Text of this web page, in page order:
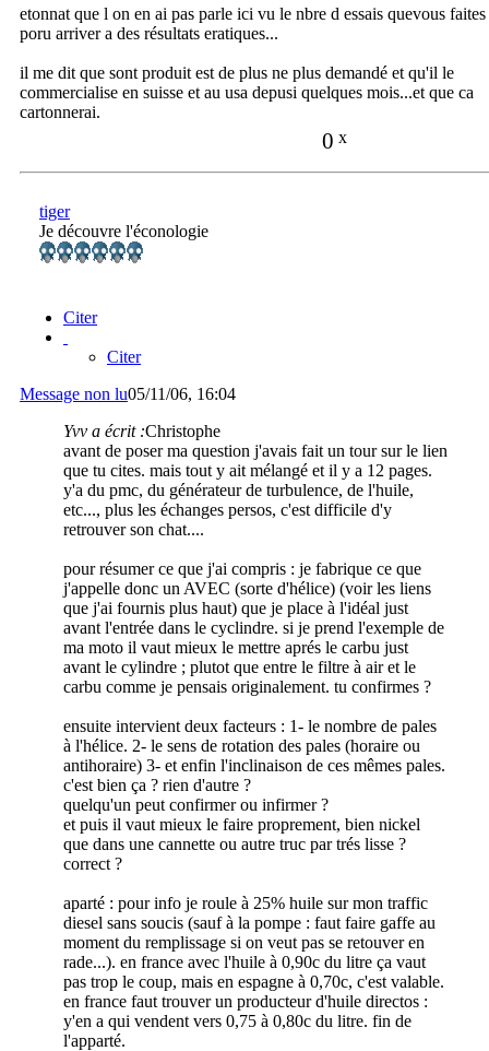
etonnat que l on en ai pas parle ici vu le nbre d essais quevous faites
poru arriver a des résultats eratiques...
il me dit que sont produit est de plus ne plus demandé et qu'il le
commercialise en suisse et au usa depusi quelques mois...et que ca
cartonnerai.
0 x
tiger
Je découvre l'éconologie
Citer
Citer
Message non lu05/11/06, 16:04
Yvv a écrit :Christophe
avant de poser ma question j'avais fait un tour sur le lien
que tu cites. mais tout y ait mélangé et il y a 12 pages.
y'a du pmc, du générateur de turbulence, de l'huile,
etc..., plus les échanges persos, c'est difficile d'y
retrouver son chat....
pour résumer ce que j'ai compris : je fabrique ce que
j'appelle donc un AVEC (sorte d'hélice) (voir les liens
que j'ai fournis plus haut) que je place à l'idéal just
avant l'entrée dans le cyclindre. si je prend l'exemple de
ma moto il vaut mieux le mettre aprés le carbu just
avant le cylindre ; plutot que entre le filtre à air et le
carbu comme je pensais originalement. tu confirmes ?
ensuite intervient deux facteurs : 1- le nombre de pales
à l'hélice. 2- le sens de rotation des pales (horaire ou
antihoraire) 3- et enfin l'inclinaison de ces mêmes pales.
c'est bien ça ? rien d'autre ?
quelqu'un peut confirmer ou infirmer ?
et puis il vaut mieux le faire proprement, bien nickel
que dans une cannette ou autre truc par trés lisse ?
correct ?
aparté : pour info je roule à 25% huile sur mon traffic
diesel sans soucis (sauf à la pompe : faut faire gaffe au
moment du remplissage si on veut pas se retouver en
rade...). en france avec l'huile à 0,90c du litre ça vaut
pas trop le coup, mais en espagne à 0,70c, c'est valable.
en france faut trouver un producteur d'huile directos :
y'en a qui vendent vers 0,75 à 0,80c du litre. fin de
l'apparté.